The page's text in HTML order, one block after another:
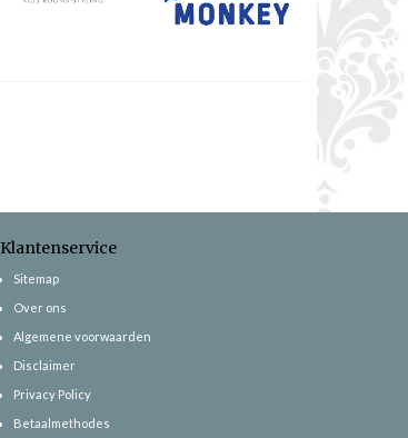
Klantenservice
Sitemap
Over ons
Algemene voorwaarden
Disclaimer
Privacy Policy
Betaalmethodes